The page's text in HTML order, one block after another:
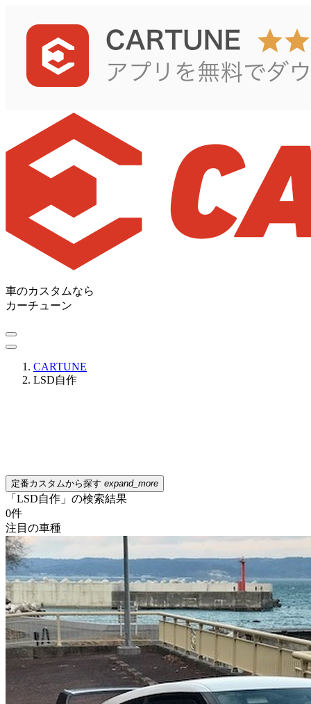
車のカスタムなら
カーチューン
CARTUNE
LSD自作
定番カスタムから探す expand_more
「LSD自作」の検索結果
0件
注目の車種